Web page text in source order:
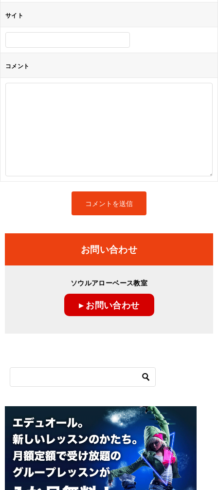
サイト
コメント
お問い合わせ
ソウルアローベース教室
▸ お問い合わせ